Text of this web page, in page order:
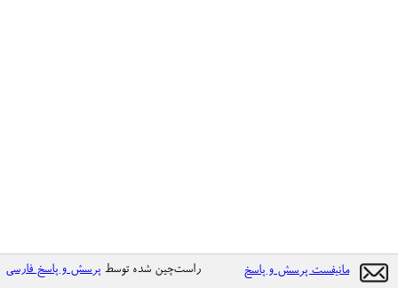
مانیفست پرسش و پاسخ راست‌چین شده توسط پرسش و پاسخ فارسی